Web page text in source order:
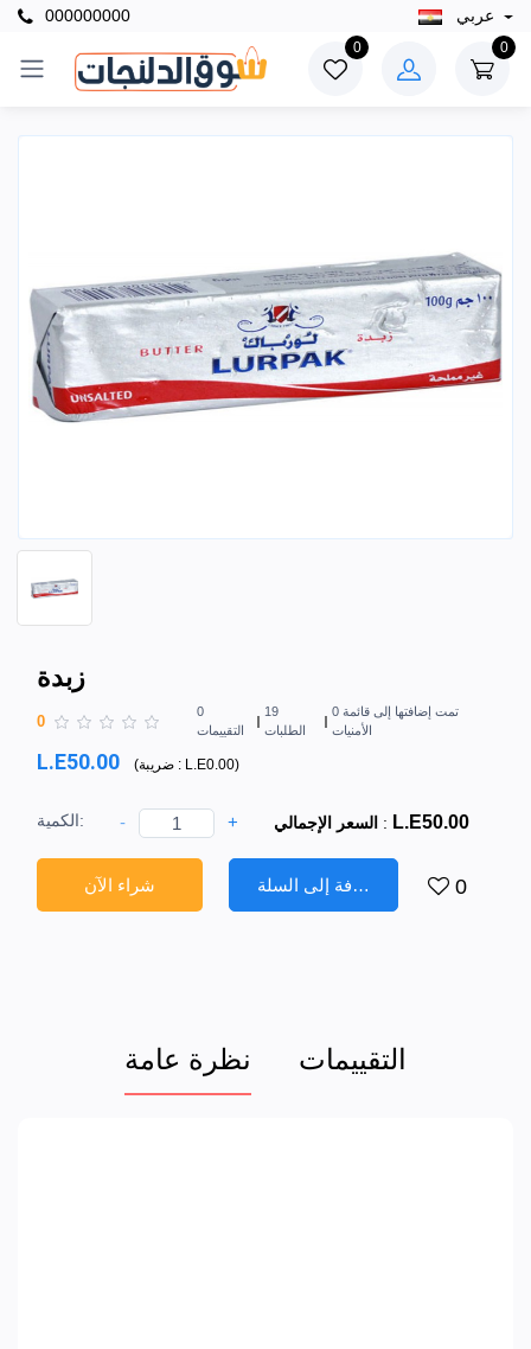
000000000
0 0
زبدة
0
0
التقييمات
19
الطلبات
0 تمت إضافتها إلى قائمة
الأمنيات
L.E50.00 ( ضريبة : L.E0.00)
الكمية: - + السعر الإجمالي : L.E50.00
شراء الآن إضافة إلى السلة 0
نظرة عامة التقييمات